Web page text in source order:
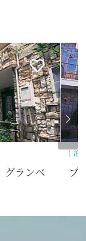
泊
ワ